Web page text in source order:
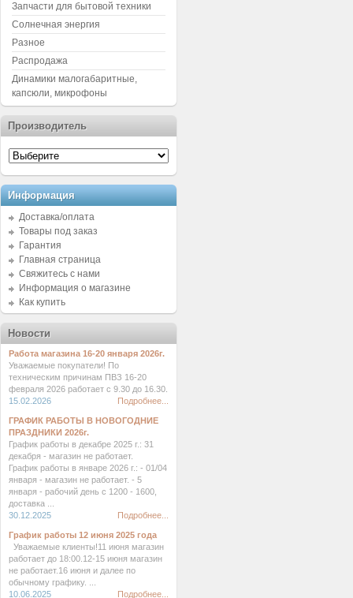
Запчасти для бытовой техники
Солнечная энергия
Разное
Распродажа
Динамики малогабаритные,
капсюли, микрофоны
Производитель
Информация
Доставка/оплата
Товары под заказ
Гарантия
Главная страница
Свяжитесь с нами
Информация о магазине
Как купить
Новости
Работа магазина 16-20 января 2026г.
Уважаемые покупатели! По
техническим причинам ПВЗ 16-20
февраля 2026 работает с 9.30 до 16.30.
15.02.2026
Подробнее...
ГРАФИК РАБОТЫ В НОВОГОДНИЕ
ПРАЗДНИКИ 2026г.
График работы в декабре 2025 г.: 31
декабря - магазин не работает.
График работы в январе 2026 г.: - 01/04
января - магазин не работает. - 5
января - рабочий день с 1200 - 1600,
доставка ...
30.12.2025
Подробнее...
График работы 12 июня 2025 года
Уважаемые клиенты!11 июня магазин
работает до 18:00.12-15 июня магазин
не работает.16 июня и далее по
обычному графику. ...
10.06.2025
Подробнее...